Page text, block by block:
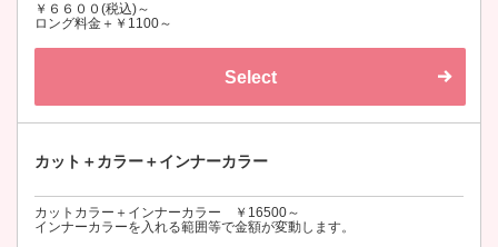
￥６６００(税込)～
ロング料金＋￥1100～
Select
カット＋カラー＋インナーカラー
カットカラー＋インナーカラー ￥16500～
インナーカラーを入れる範囲等で金額が変動します。